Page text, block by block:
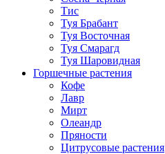
Тис
Туя Брабант
Туя Восточная
Туя Смарагд
Туя Шаровидная
Горшечные растения
Кофе
Лавр
Мирт
Олеандр
Пряности
Цитрусовые растения